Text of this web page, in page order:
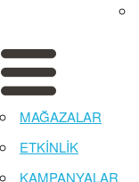
MAĞAZALAR
ETKİNLİK
KAMPANYALAR